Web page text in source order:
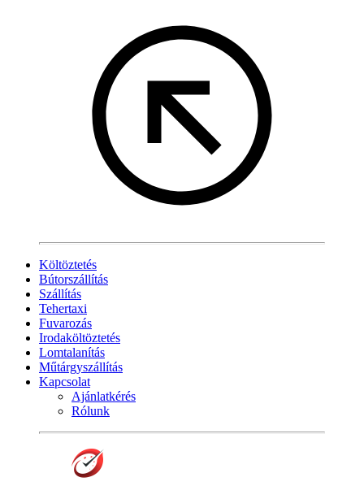
Költöztetés
Bútorszállítás
Szállítás
Tehertaxi
Fuvarozás
Irodaköltöztetés
Lomtalanítás
Műtárgyszállítás
Kapcsolat
Ajánlatkérés
Rólunk